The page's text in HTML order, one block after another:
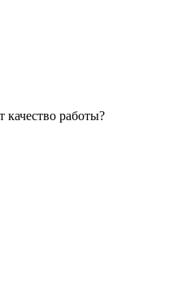
качество работы?